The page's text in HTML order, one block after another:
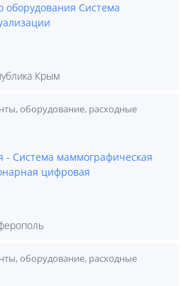
оборудования Система
Крым
оборудование, расходные
- Система маммографическая
цифровая
оборудование, расходные